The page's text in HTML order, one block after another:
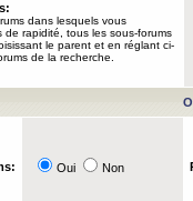
dans lesquels vous
de rapidité, tous les sous-forums
le parent et en réglant ci-
de la recherche.
Oui Non